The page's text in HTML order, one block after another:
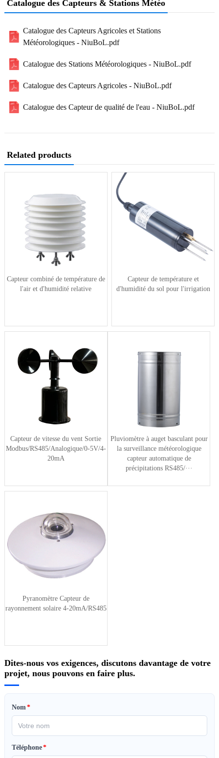
Catalogue des Capteurs & Stations Météo
Catalogue des Capteurs Agricoles et Stations
Météorologiques - NiuBoL.pdf
Catalogue des Stations Météorologiques - NiuBoL.pdf
Catalogue des Capteurs Agricoles - NiuBoL.pdf
Catalogue des Capteur de qualité de l'eau - NiuBoL.pdf
Related products
Capteur combiné de température de
l'air et d'humidité relative
Capteur de température et
d'humidité du sol pour l'irrigation
Capteur de vitesse du vent Sortie
Modbus/RS485/Analogique/0-5V/4-
20mA
Pluviomètre à auget basculant pour
la surveillance météorologique
capteur automatique de
précipitations RS485/···
Pyranomètre Capteur de
rayonnement solaire 4-20mA/RS485
Dites-nous vos exigences, discutons davantage de votre
projet, nous pouvons en faire plus.
Nom *
Téléphone*